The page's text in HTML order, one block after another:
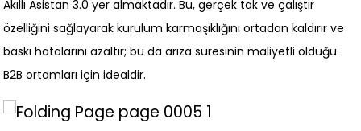
Akıllı Asistan 3.0 yer almaktadır. Bu, gerçek tak ve çalıştır
özelliğini sağlayarak kurulum karmaşıklığını ortadan kaldırır ve
baskı hatalarını azaltır; bu da arıza süresinin maliyetli olduğu
B2B ortamları için idealdir.